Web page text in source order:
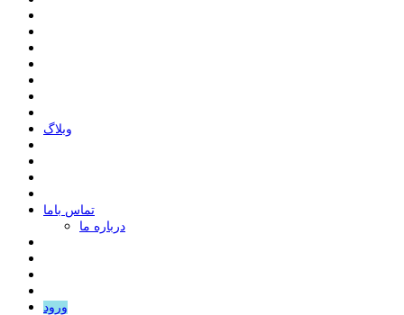
وبلاگ
ﺗﻤﺎﺱ ﺑﺎﻣﺎ
درباره ما
ورود